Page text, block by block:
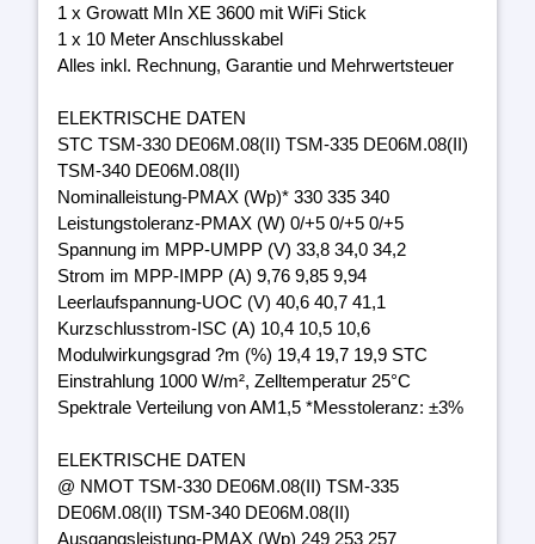
1 x Growatt MIn XE 3600 mit WiFi Stick
1 x 10 Meter Anschlusskabel
Alles inkl. Rechnung, Garantie und Mehrwertsteuer
ELEKTRISCHE DATEN
STC TSM-330 DE06M.08(II) TSM-335 DE06M.08(II)
TSM-340 DE06M.08(II)
Nominalleistung-PMAX (Wp)* 330 335 340
Leistungstoleranz-PMAX (W) 0/+5 0/+5 0/+5
Spannung im MPP-UMPP (V) 33,8 34,0 34,2
Strom im MPP-IMPP (A) 9,76 9,85 9,94
Leerlaufspannung-UOC (V) 40,6 40,7 41,1
Kurzschlusstrom-ISC (A) 10,4 10,5 10,6
Modulwirkungsgrad ?m (%) 19,4 19,7 19,9 STC
Einstrahlung 1000 W/m², Zelltemperatur 25°C
Spektrale Verteilung von AM1,5 *Messtoleranz: ±3%
ELEKTRISCHE DATEN
@ NMOT TSM-330 DE06M.08(II) TSM-335
DE06M.08(II) TSM-340 DE06M.08(II)
Ausgangsleistung-PMAX (Wp) 249 253 257